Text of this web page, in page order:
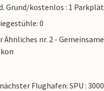
Grund/kostenlos : 1
0
Ähnliches nr. 2 - Gemeinsame
Flughafen: SPU :